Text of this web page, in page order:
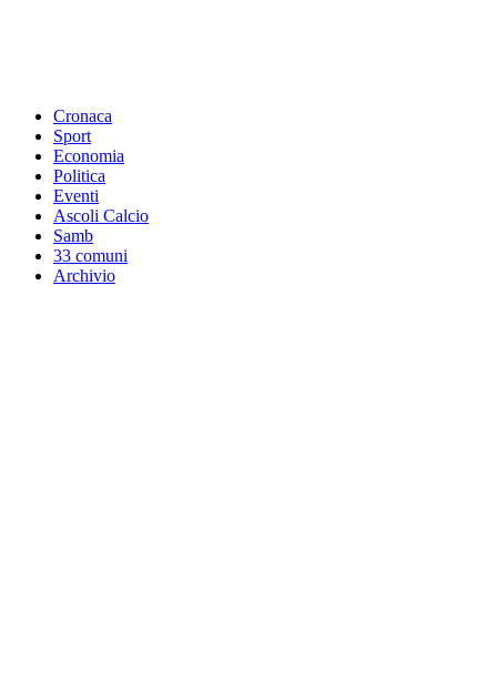
Cronaca
Sport
Economia
Politica
Eventi
Ascoli Calcio
Samb
33 comuni
Archivio